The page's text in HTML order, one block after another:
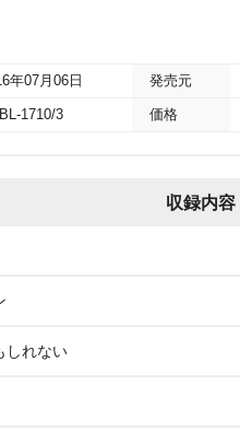
年07月06日 発売元
1710/3 価格
収録内容
しれない